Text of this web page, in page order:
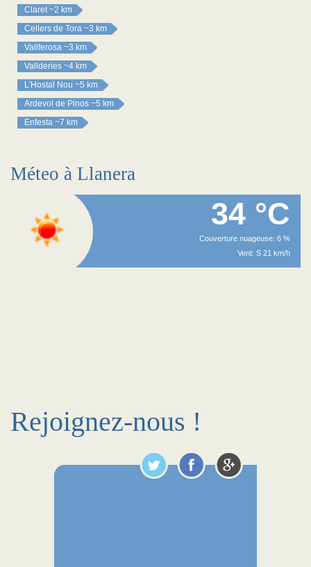
Claret ~2 km
Cellers de Tora ~3 km
Vallferosa ~3 km
Vallderies ~4 km
L'Hostal Nou ~5 km
Ardevol de Pinos ~5 km
Enfesta ~7 km
Méteo à Llanera
34 °C
Couverture nuageuse: 6 %
Vent: S 21 km/h
Rejoignez-nous !